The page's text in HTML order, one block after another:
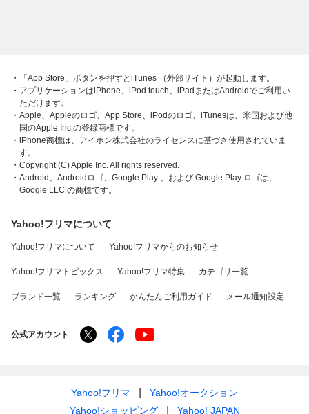
・「App Store」ボタンを押すとiTunes （外部サイト）が起動します。
・アプリケーションはiPhone、iPod touch、iPadまたはAndroidでご利用い
ただけます。
・Apple、Appleのロゴ、App Store、iPodのロゴ、iTunesは、米国および他
国のApple Inc.の登録商標です。
・iPhone商標は、アイホン株式会社のライセンスに基づき使用されていま
す。
・Copyright (C) Apple Inc. All rights reserved.
・Android、Androidロゴ、Google Play 、および Google Play ロゴは、
Google LLC の商標です。
Yahoo!フリマについて
Yahoo!フリマについて Yahoo!フリマからのお知らせ
Yahoo!フリマトピックス Yahoo!フリマ特集 カテゴリ一覧
ブランド一覧 ランキング かんたんご利用ガイド メール通知設定
公式アカウント
Yahoo!フリマ
Yahoo!オークション
Yahoo!ショッピング
Yahoo! JAPAN